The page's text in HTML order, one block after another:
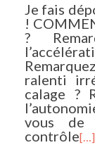
Je fais
!
?
ralenti
calage ?
vous de
contrôle[…]